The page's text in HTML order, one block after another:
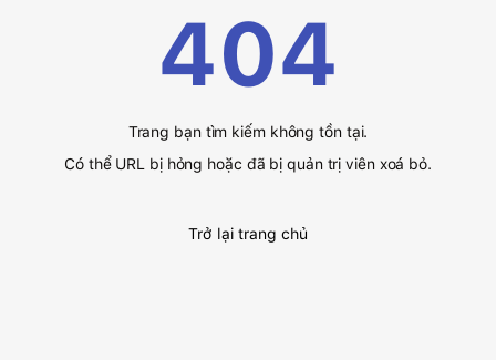
404
Trang bạn tìm kiếm không tồn tại.
Có thể URL bị hỏng hoặc đã bị quản trị viên xoá bỏ.
Trở lại trang chủ